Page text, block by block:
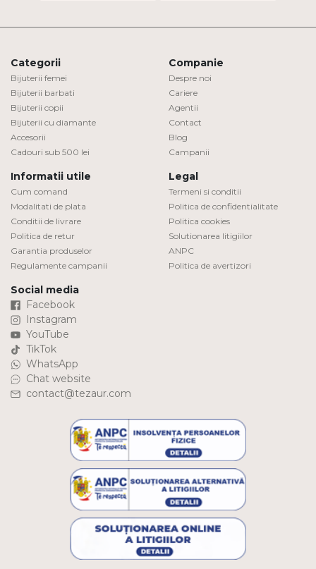
Categorii
Bijuterii femei
Bijuterii barbati
Bijuterii copii
Bijuterii cu diamante
Accesorii
Cadouri sub 500 lei
Companie
Despre noi
Cariere
Agentii
Contact
Blog
Campanii
Informatii utile
Cum comand
Modalitati de plata
Conditii de livrare
Politica de retur
Garantia produselor
Regulamente campanii
Legal
Termeni si conditii
Politica de confidentialitate
Politica cookies
Solutionarea litigiilor
ANPC
Politica de avertizori
Social media
Facebook
Instagram
YouTube
TikTok
WhatsApp
Chat website
contact@tezaur.com